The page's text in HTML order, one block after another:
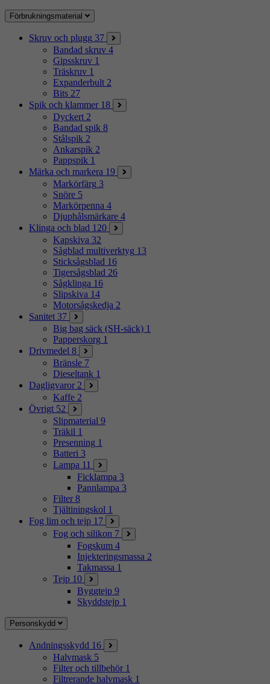
Förbrukningsmaterial
Skruv och plugg 37
Bandad skruv 4
Gipsskruv 1
Träskruv 1
Expanderbult 2
Bits 27
Spik och klammer 18
Dyckert 2
Bandad spik 8
Stålspik 2
Ankarspik 2
Pappspik 1
Märka och markera 19
Markörfärg 3
Snöre 5
Markörpenna 4
Djuphålsmärkare 4
Klinga och blad 120
Kapskiva 32
Sågblad multiverktyg 13
Sticksågsblad 16
Tigersågsblad 26
Sågklinga 16
Slipskiva 14
Motorsågskedja 2
Sanitet 37
Big bag säck (SH-säck) 1
Papperskorg 1
Drivmedel 8
Bränsle 7
Dieseltank 1
Dagligvaror 2
Kaffe 2
Övrigt 52
Slipmaterial 9
Träkil 1
Presenning 1
Batteri 3
Lampa 11
Ficklampa 3
Pannlampa 3
Filter 8
Tjältiningskol 1
Fog lim och tejp 17
Fog och silikon 7
Fogskum 4
Injekteringsmassa 2
Takmassa 1
Tejp 10
Byggtejp 9
Skyddstejp 1
Personskydd
Andningsskydd 16
Halvmask 5
Filter och tillbehör 1
Filtrerande halvmask 1